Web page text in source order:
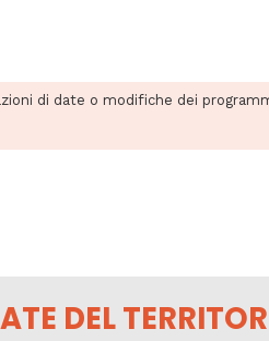
di date o modifiche dei
DEL